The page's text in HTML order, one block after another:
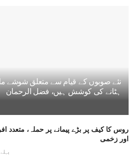
نئے صوبوں کے قیام سے متعلق شوشے
ہٹانے کی کوشش ہیں، فضل الرحمان
روس کا کیف پر بڑے پیمانے پر حملہ، متعدد
اور زخمی
20 HOURS پہلے